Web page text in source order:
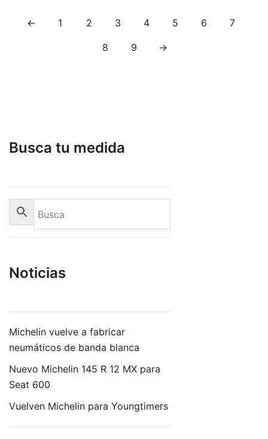
← 1 2 3 4 5 6 7
8 9 →
Busca tu medida
Noticias
Michelin vuelve a fabricar
neumáticos de banda blanca
Nuevo Michelin 145 R 12 MX para
Seat 600
Vuelven Michelin para Youngtimers